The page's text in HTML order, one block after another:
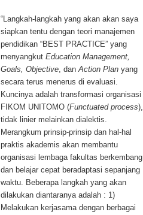
“Langkah-langkah yang akan akan saya
siapkan tentu dengan teori manajemen
pendidikan “BEST PRACTICE” yang
menyangkut Education Management,
Goals, Objective, danAction Plan yang
secara terus menerus di evaluasi.
Kuncinya adalah transformasi organisasi
FIKOM UNITOMO (Functuated process),
tidak linier melainkan dialektis.
Merangkum prinsip-prinsip dan hal-hal
praktis akademis akan membantu
organisasi lembaga fakultas berkembang
dan belajar cepat beradaptasi sepanjang
waktu. Beberapa langkah yang akan
dilakukan diantaranya adalah : 1)
Melakukan kerjasama dengan berbagai